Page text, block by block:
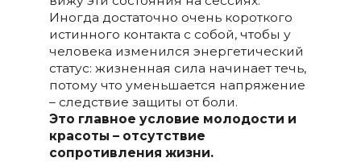
Иногда достаточно очень короткого
истинного контакта с собой, чтобы у
человека изменился энергетический
статус: жизненная сила начинает течь,
потому что уменьшается напряжение
– следствие защиты от боли.
Это главное условие молодости и
красоты – отсутствие
сопротивления жизни.